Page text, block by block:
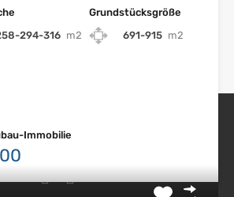
294-316 m2
Grundstücksgröße
691-915 m2
Immobilie
Immobilien